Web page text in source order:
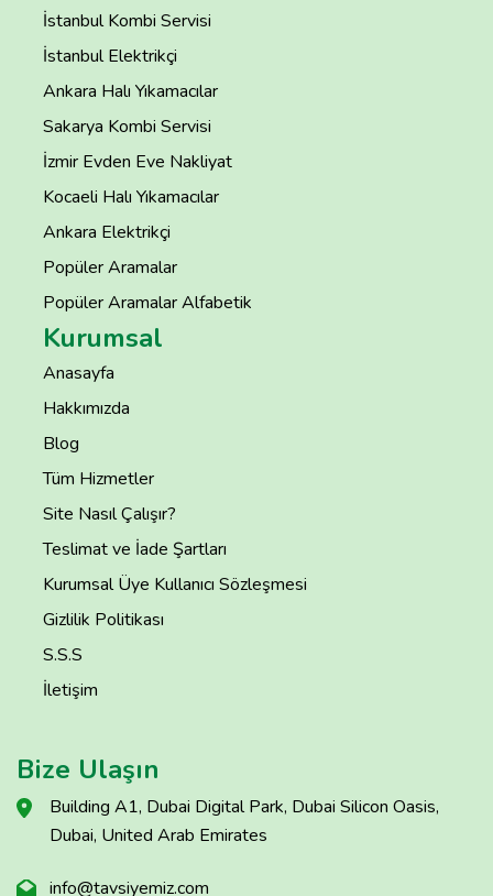
İstanbul Kombi Servisi
İstanbul Elektrikçi
Ankara Halı Yıkamacılar
Sakarya Kombi Servisi
İzmir Evden Eve Nakliyat
Kocaeli Halı Yıkamacılar
Ankara Elektrikçi
Popüler Aramalar
Popüler Aramalar Alfabetik
Kurumsal
Anasayfa
Hakkımızda
Blog
Tüm Hizmetler
Site Nasıl Çalışır?
Teslimat ve İade Şartları
Kurumsal Üye Kullanıcı Sözleşmesi
Gizlilik Politikası
S.S.S
İletişim
Bize Ulaşın
Building A1, Dubai Digital Park, Dubai Silicon Oasis,
Dubai, United Arab Emirates
info@tavsiyemiz.com